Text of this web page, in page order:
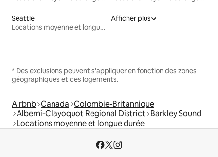
Seattle
Locations moyenne et longue durée
Afficher plus
* Des exclusions peuvent s'appliquer en fonction des zones
géographiques et des logements.
Airbnb Canada Colombie-Britannique
Alberni-Clayoquot Regional District Barkley Sound
Locations moyenne et longue durée